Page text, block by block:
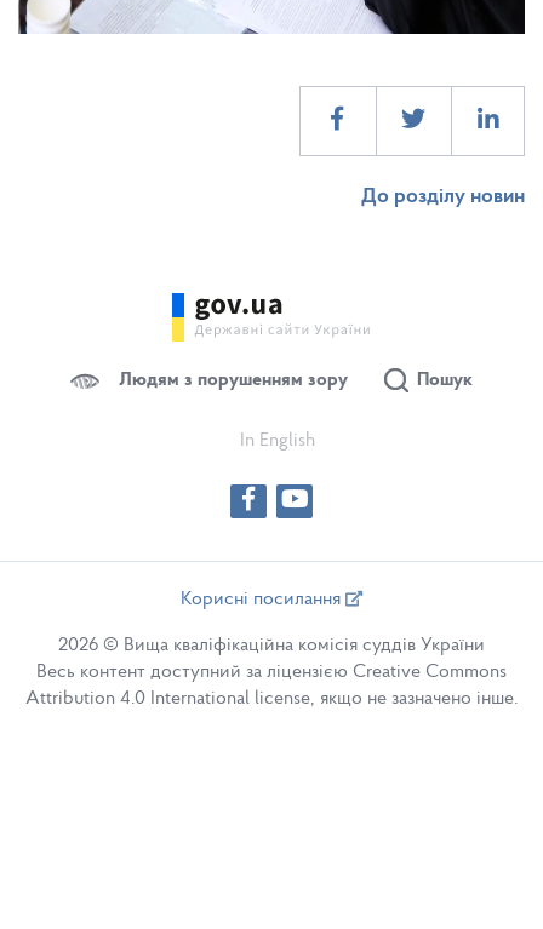
До розділу новин
Людям з порушенням зору Пошук
In English
Корисні посилання
2026 © Вища кваліфікаційна комісія суддів України
Весь контент доступний за ліцензією Creative Commons
Attribution 4.0 International license, якщо не зазначено інше.